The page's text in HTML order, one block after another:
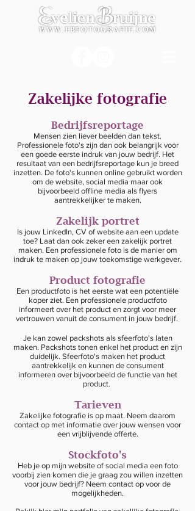
Zakelijke fotografie
Bedrijfsreportage
Mensen zien liever beelden dan tekst.
Professionele foto's zijn dan ook belangrijk voor
een goede eerste indruk van jouw bedrijf. Het
resultaat van een bedrijfsreportage kun je breed
inzetten. De foto's kunnen online gebruikt worden
om de website, social media maar ook
bijvoorbeeld offline media als flyers
aantrekkelijker te maken.
Zakelijk portret
Is jouw LinkedIn, CV of website aan een update
toe? Laat dan ook zeker een zakelijk portret
maken. Een professionele foto is de manier om
indruk te maken op jouw toekomstige werkgever.
Product fotografie
Een productfoto is het eerste wat een potentiële
koper ziet. Een professionele productfoto
informeert over het product en zorgt voor meer
vertrouwen vanuit de consument in jouw bedrijf.
Je kan zowel packshots als sfeerfoto's laten
maken. Packshots tonen enkel het product en zijn
duidelijk. Sfeerfoto's maken het product
aantrekkelijk en kunnen de consument
informeren over bijvoorbeeld de functie van het
product.
Tarieven
Zakelijke fotografie is op maat. Neem daarom
contact op met informatie over jouw wensen voor
een vrijblijvende offerte.
Stockfoto's
Heb je op mijn website of social media een foto
voorbij zien komen die je graag zou willen inzetten
voor jouw bedrijf? Neem contact op voor de
mogelijkheden.